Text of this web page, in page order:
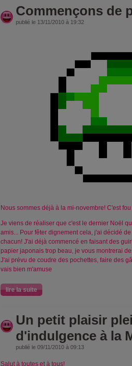
Commençons de
publié le 13/11/2010 à 19:32
Nous sommes déjà à la mi-novembre! C'est
Je viens de réaliser que c'est le dernier Noël
amis... Pour fêter dignement cela, j'ai décidé
chacun! J'ai déjà commencé en faisant des
papier japonais trop beau, je vous montrerai
J'ai prévu de coudre des pochettes, faire des
vais bien m'amuse
lire la suite
Un petit plaisir
d'indulgence à la
publié le 09/11/2010 à 09:13
Salut à toutes et à tous!